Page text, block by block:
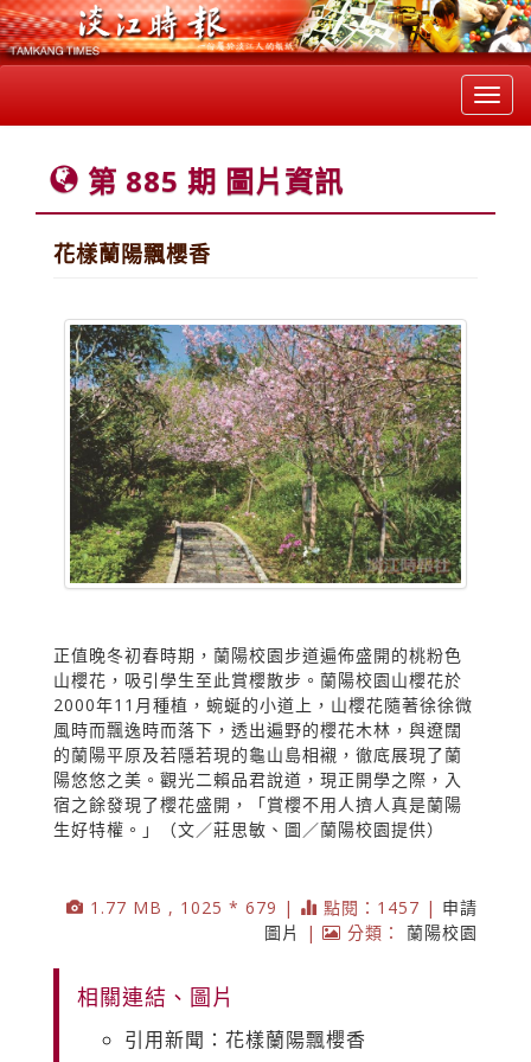
第 885 期 圖片資訊
花樣蘭陽飄櫻香
正值晚冬初春時期，蘭陽校園步道遍佈盛開的桃粉色
山櫻花，吸引學生至此賞櫻散步。蘭陽校園山櫻花於
2000年11月種植，蜿蜒的小道上，山櫻花隨著徐徐微
風時而飄逸時而落下，透出遍野的櫻花木林，與遼闊
的蘭陽平原及若隱若現的龜山島相襯，徹底展現了蘭
陽悠悠之美。觀光二賴品君說道，現正開學之際，入
宿之餘發現了櫻花盛開，「賞櫻不用人擠人真是蘭陽
生好特權。」（文／莊思敏、圖／蘭陽校園提供）
1.77 MB , 1025 * 679 | 點閱：1457 | 申請
圖片
| 分類： 蘭陽校園
相關連結、圖片
引用新聞：花樣蘭陽飄櫻香